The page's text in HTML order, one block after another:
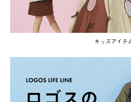
キッズアイテ